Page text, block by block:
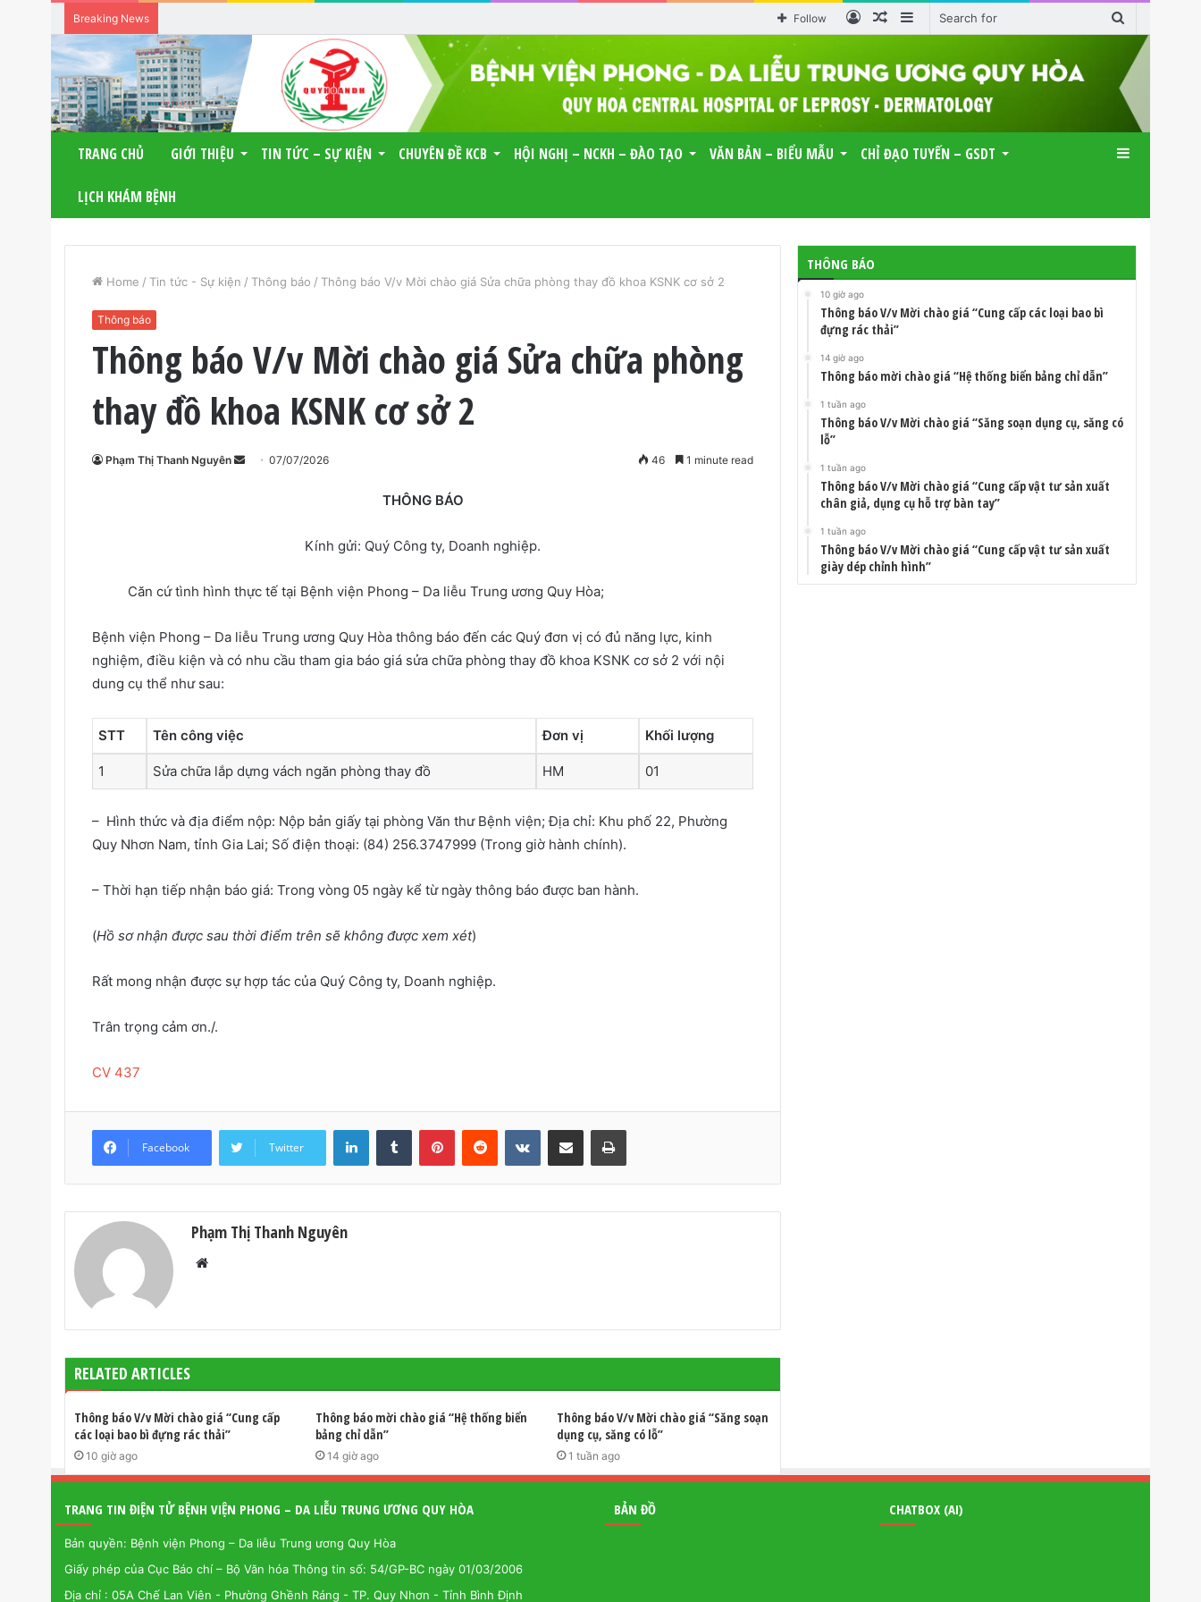
Breaking News
for
Sidebar
Random
Log
Follow
TRANG CHỦ GIỚI THIỆU TIN TỨC – SỰ KIỆN CHUYÊN ĐỀ KCB HỘI NGHỊ – NCKH – ĐÀO TẠO VĂN BẢN – BIỂU MẪU CHỈ ĐẠO TUYẾN – GSDT
LỊCH KHÁM BỆNH
Home / Tin tức - Sự kiện / Thông báo / Thông báo V/v Mời chào giá Sửa chữa phòng thay đồ khoa KSNK cơ sở 2
Thông báo
Thông báo V/v Mời chào giá Sửa chữa phòng
thay đồ khoa KSNK cơ sở 2
Phạm Thị Thanh Nguyên
e
a
07/07/2026 46 1 minute read
THÔNG BÁO
Kính gửi: Quý Công ty, Doanh nghiệp.
Căn cứ tình hình thực tế tại Bệnh viện Phong – Da liễu Trung ương Quy Hòa;
Bệnh viện Phong – Da liễu Trung ương Quy Hòa thông báo đến các Quý đơn vị có đủ năng lực, kinh
nghiệm, điều kiện và có nhu cầu tham gia báo giá sửa chữa phòng thay đồ khoa KSNK cơ sở 2 với nội
dung cụ thể như sau:
STT Tên công việc Đơn vị Khối lượng
1 Sửa chữa lắp dựng vách ngăn phòng thay đồ HM 01
– Hình thức và địa điểm nộp: Nộp bản giấy tại phòng Văn thư Bệnh viện; Địa chỉ: Khu phố 22, Phường
Quy Nhơn Nam, tỉnh Gia Lai; Số điện thoại: (84) 256.3747999 (Trong giờ hành chính).
– Thời hạn tiếp nhận báo giá: Trong vòng 05 ngày kể từ ngày thông báo được ban hành.
(Hồ sơ nhận được sau thời điểm trên sẽ không được xem xét)
Rất mong nhận được sự hợp tác của Quý Công ty, Doanh nghiệp.
Trân trọng cảm ơn./.
CV 437
Facebook Twitter
Phạm Thị Thanh Nguyên
s
e
RELATED ARTICLES
Thông báo V/v Mời chào giá “Cung cấp
các loại bao bì đựng rác thải”
10 giờ ago
Thông báo mời chào giá “Hệ thống biển
bảng chỉ dẫn”
14 giờ ago
Thông báo V/v Mời chào giá “Săng soạn
dụng cụ, săng có lỗ”
1 tuần ago
THÔNG BÁO
10 giờ ago
Thông báo V/v Mời chào giá “Cung cấp các loại bao bì
đựng rác thải”
14 giờ ago
Thông báo mời chào giá “Hệ thống biển bảng chỉ dẫn”
1 tuần ago
Thông báo V/v Mời chào giá “Săng soạn dụng cụ, săng có
lỗ”
1 tuần ago
Thông báo V/v Mời chào giá “Cung cấp vật tư sản xuất
chân giả, dụng cụ hỗ trợ bàn tay”
1 tuần ago
Thông báo V/v Mời chào giá “Cung cấp vật tư sản xuất
giày dép chỉnh hình”
TRANG TIN ĐIỆN TỬ BỆNH VIỆN PHONG – DA LIỄU TRUNG ƯƠNG QUY HÒA
Bản quyền: Bệnh viện Phong – Da liễu Trung ương Quy Hòa
Giấy phép của Cục Báo chí – Bộ Văn hóa Thông tin số: 54/GP-BC ngày 01/03/2006
Địa chỉ : 05A Chế Lan Viên - Phường Ghềnh Ráng - TP. Quy Nhơn - Tỉnh Bình Định
BẢN ĐỒ CHATBOX (AI)